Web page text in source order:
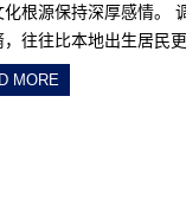
化根源保持深厚感情。
，往往比本地出生居民
MORE